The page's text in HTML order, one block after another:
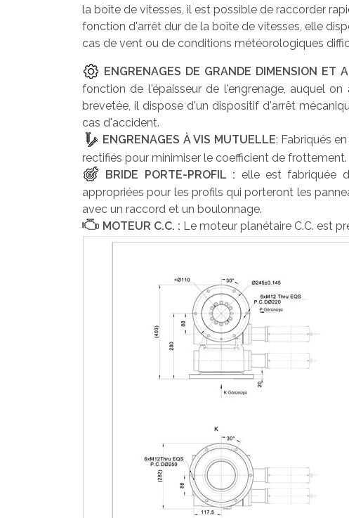
la boîte de vitesses, il est possible de raccorder
fonction d'arrêt dur de la boîte de vitesses, elle
cas de vent ou de conditions météorologiques
ENGRENAGES DE GRANDE DIMENSION ET
fonction de l'épaisseur de l'engrenage, auquel
brevetée, il dispose d'un dispositif d'arrêt
cas d'accident.
ENGRENAGES À VIS MUTUELLE: Fabriqués
rectifiés pour minimiser le coefficient de frottement.
BRIDE PORTE-PROFIL : elle est fabriquée
appropriées pour les profils qui porteront les
avec un raccord et un boulonnage.
MOTEUR C.C. : Le moteur planétaire C.C. est